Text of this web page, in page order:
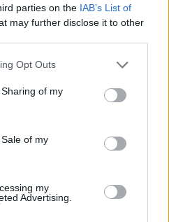
parties on the IAB’s List of
may further disclose it to other
Opt Outs
of my
of my
my
Advertising.
archívuma